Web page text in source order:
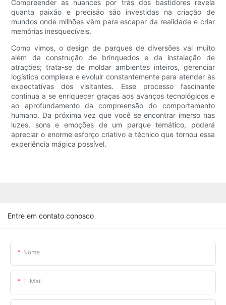
Compreender as nuances por trás dos bastidores revela
quanta paixão e precisão são investidas na criação de
mundos onde milhões vêm para escapar da realidade e criar
memórias inesquecíveis.
Como vimos, o design de parques de diversões vai muito
além da construção de brinquedos e da instalação de
atrações; trata-se de moldar ambientes inteiros, gerenciar
logística complexa e evoluir constantemente para atender às
expectativas dos visitantes. Esse processo fascinante
continua a se enriquecer graças aos avanços tecnológicos e
ao aprofundamento da compreensão do comportamento
humano. Da próxima vez que você se encontrar imerso nas
luzes, sons e emoções de um parque temático, poderá
apreciar o enorme esforço criativo e técnico que tornou essa
experiência mágica possível.
Entre em contato conosco
Nome
E-Mail